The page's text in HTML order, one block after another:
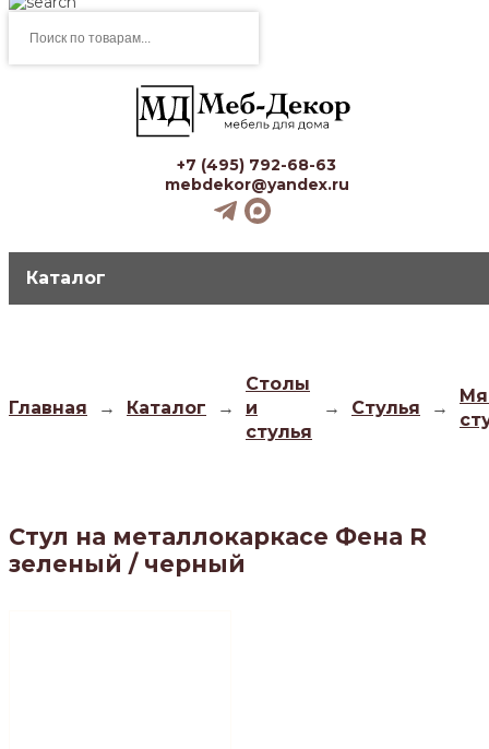
товаров
+7 (495) 792-68-63
mebdekor@yandex.ru
Каталог
Главная → Каталог →
Столы
и
стулья
→ Стулья →
Стул на металлокаркасе Фена R
зеленый / черный